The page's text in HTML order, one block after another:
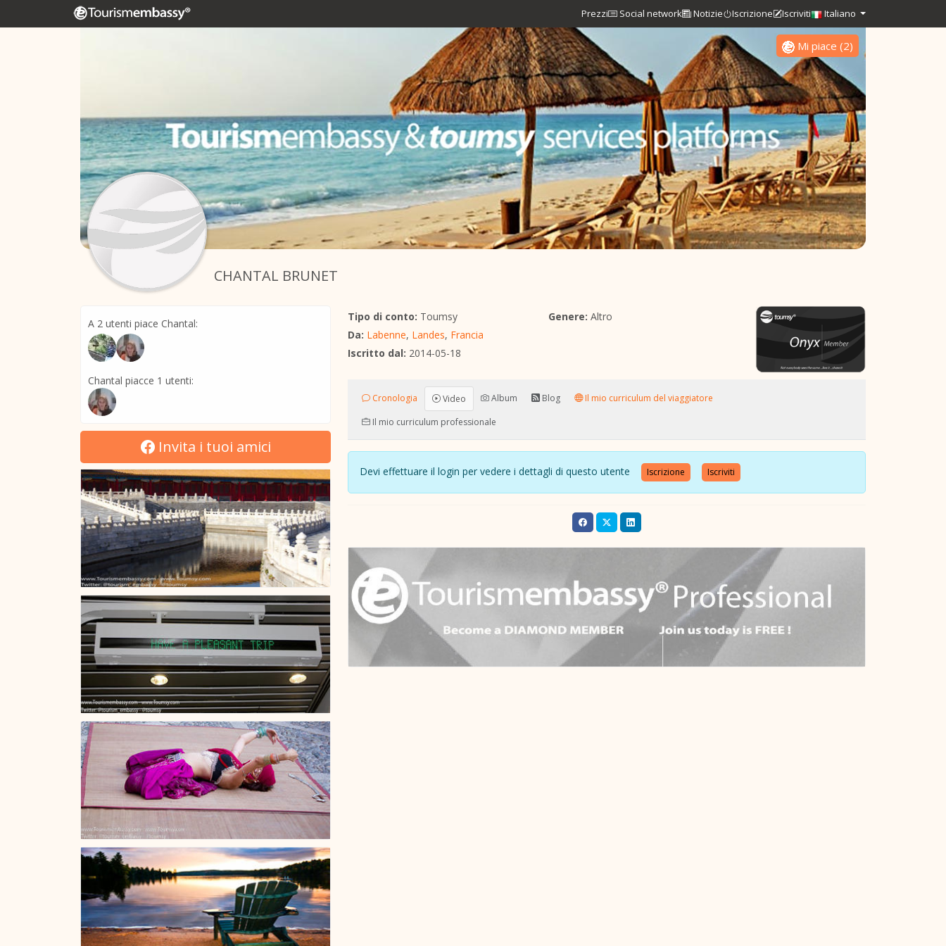
Prezzi Social network Notizie Iscrizione Iscriviti Italiano
CHANTAL BRUNET
Mi piace (2)
A 2 utenti piace Chantal:
Chantal piacce 1 utenti:
Invita i tuoi amici
Tipo di conto: Toumsy
Da: Labenne, Landes, Francia
Iscritto dal: 2014-05-18
Genere: Altro
Cronologia Video Album Blog
Il mio curriculum del viaggiatore
Il mio curriculum professionale
Devi effettuare il login per vedere i dettagli di questo utente Iscrizione Iscriviti